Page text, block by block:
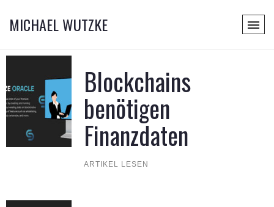
MICHAEL WUTZKE
Blockchains
benötigen
Finanzdaten
ARTIKEL LESEN